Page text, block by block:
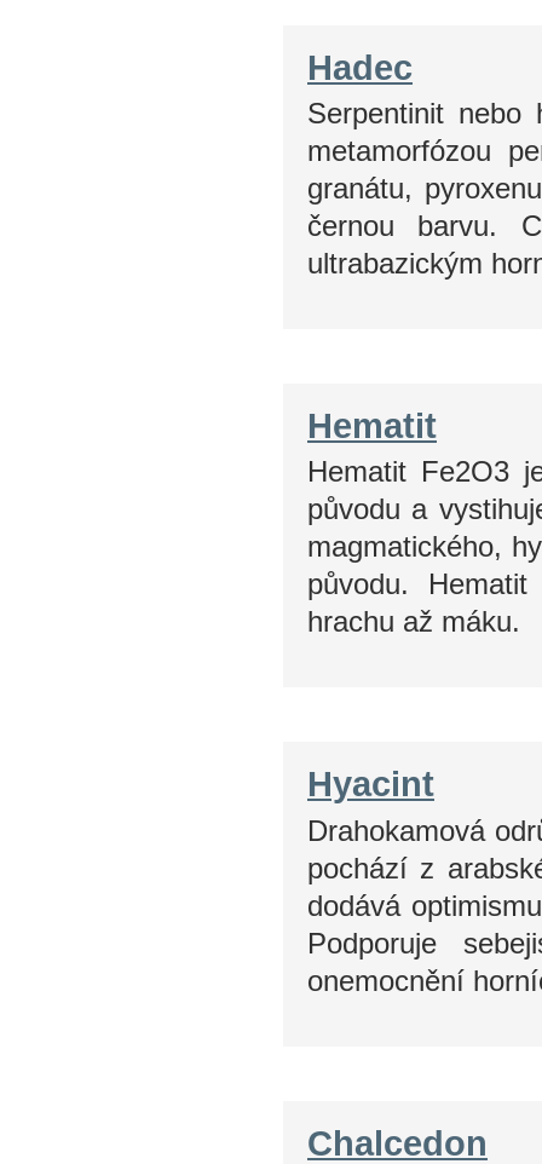
Hadec
Serpentinit nebo
metamorfózou
granátu,
černou barvu.
ultrabazickým
Hematit
Hematit Fe2O3
původu a
magmatického,
původu.
hrachu až máku.
Hyacint
Drahokamová
pochází z
dodává
Podporuje
onemocnění
Chalcedon